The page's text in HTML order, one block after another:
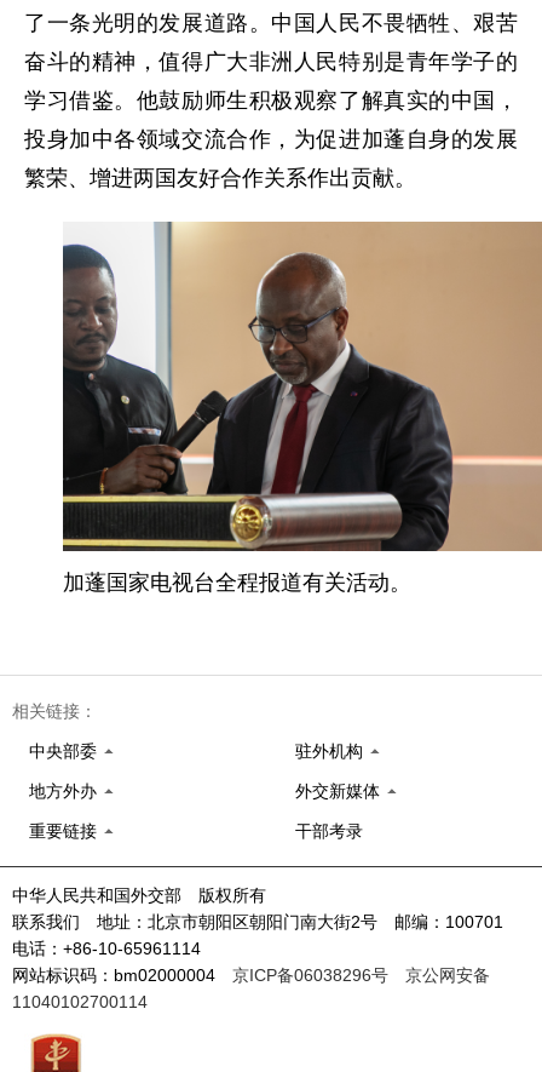
了一条光明的发展道路。中国人民不畏牺牲、艰苦
奋斗的精神，值得广大非洲人民特别是青年学子的
学习借鉴。他鼓励师生积极观察了解真实的中国，
投身加中各领域交流合作，为促进加蓬自身的发展
繁荣、增进两国友好合作关系作出贡献。
加蓬国家电视台全程报道有关活动。
相关链接：
中央部委 驻外机构
地方外办 外交新媒体
重要链接 干部考录
中华人民共和国外交部 版权所有
联系我们 地址：北京市朝阳区朝阳门南大街2号 邮编：100701
电话：+86-10-65961114
网站标识码：bm02000004 京ICP备06038296号
京公网安备
11040102700114